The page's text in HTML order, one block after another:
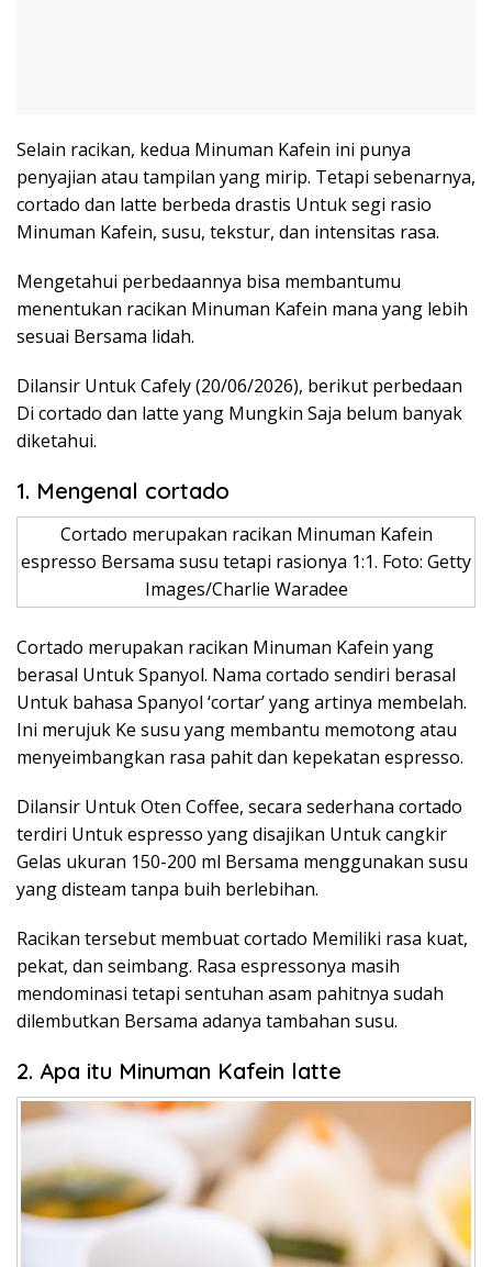
Selain racikan, kedua Minuman Kafein ini punya
penyajian atau tampilan yang mirip. Tetapi sebenarnya,
cortado dan latte berbeda drastis Untuk segi rasio
Minuman Kafein, susu, tekstur, dan intensitas rasa.
Mengetahui perbedaannya bisa membantumu
menentukan racikan Minuman Kafein mana yang lebih
sesuai Bersama lidah.
Dilansir Untuk Cafely (20/06/2026), berikut perbedaan
Di cortado dan latte yang Mungkin Saja belum banyak
diketahui.
1. Mengenal cortado
Cortado merupakan racikan Minuman Kafein
espresso Bersama susu tetapi rasionya 1:1. Foto: Getty
Images/Charlie Waradee
Cortado merupakan racikan Minuman Kafein yang
berasal Untuk Spanyol. Nama cortado sendiri berasal
Untuk bahasa Spanyol ‘cortar’ yang artinya membelah.
Ini merujuk Ke susu yang membantu memotong atau
menyeimbangkan rasa pahit dan kepekatan espresso.
Dilansir Untuk Oten Coffee, secara sederhana cortado
terdiri Untuk espresso yang disajikan Untuk cangkir
Gelas ukuran 150-200 ml Bersama menggunakan susu
yang disteam tanpa buih berlebihan.
Racikan tersebut membuat cortado Memiliki rasa kuat,
pekat, dan seimbang. Rasa espressonya masih
mendominasi tetapi sentuhan asam pahitnya sudah
dilembutkan Bersama adanya tambahan susu.
2. Apa itu Minuman Kafein latte